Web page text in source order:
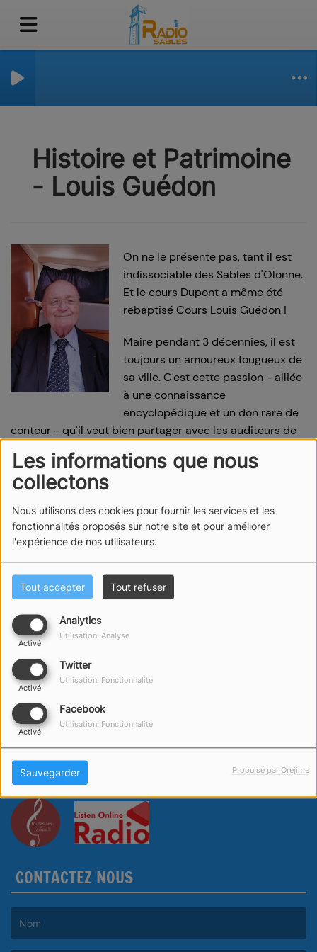
Les informations que nous
collectons
Nous utilisons des cookies pour fournir les services et les
fonctionnalités proposés sur notre site et pour améliorer
l'expérience de nos utilisateurs.
Tout accepter Tout refuser
Analytics
Activé
Utilisation: Analyse
Twitter
Activé
Utilisation: Fonctionnalité
Facebook
Activé
Utilisation: Fonctionnalité
Sauvegarder Propulsé par Orejime
Histoire et Patrimoine
- Louis Guédon
On ne le présente pas, tant il est
indissociable des Sables d'Olonne.
Et le cours Dupont a même été
rebaptisé Cours Louis Guédon !
Maire pendant 3 décennies, il est
toujours un amoureux fougueux de
sa ville. C'est cette passion - alliée
à une connaissance
encyclopédique et un don rare de
conteur - qu'il veut bien partager avec les auditeurs de
CONTACTEZ NOUS